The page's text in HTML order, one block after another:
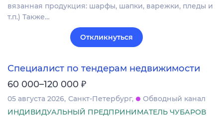
вязанная продукция: шарфы, шапки, варежки, пледы и
т.п.) Также…
Откликнуться
Специалист по тендерам недвижимости
60 000–120 000 ₽
05 августа 2026 Санкт-Петербург
Обводный канал
ИНДИВИДУАЛЬНЫЙ ПРЕДПРИНИМАТЕЛЬ ЧУБАРОВ